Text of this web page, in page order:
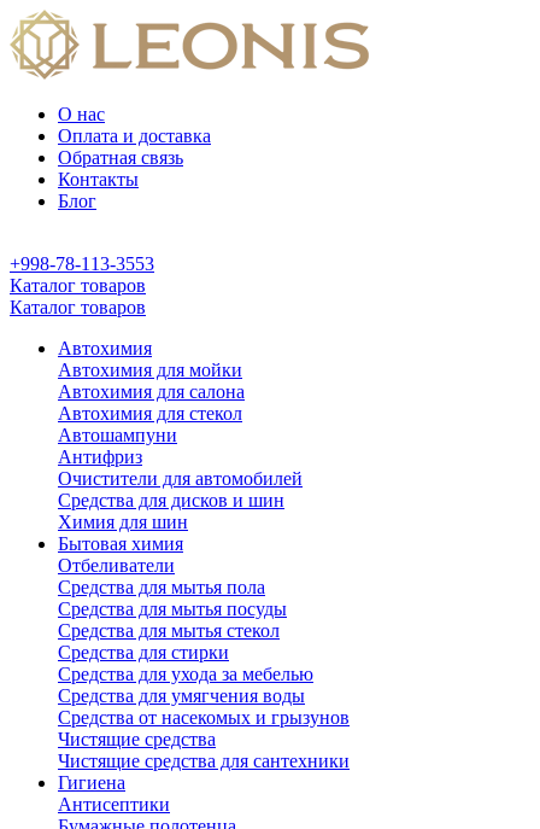
О нас
Оплата и доставка
Обратная связь
Контакты
Блог
+998-78-113-3553
Каталог товаров
Каталог товаров
Автохимия
Автохимия для мойки
Автохимия для салона
Автохимия для стекол
Автошампуни
Антифриз
Очистители для автомобилей
Средства для дисков и шин
Химия для шин
Бытовая химия
Отбеливатели
Средства для мытья пола
Средства для мытья посуды
Средства для мытья стекол
Средства для стирки
Средства для ухода за мебелью
Средства для умягчения воды
Средства от насекомых и грызунов
Чистящие средства
Чистящие средства для сантехники
Гигиена
Антисептики